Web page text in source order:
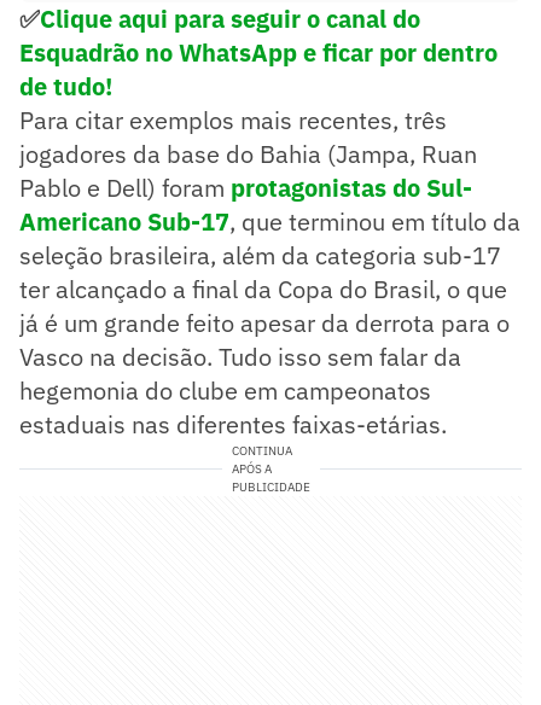
✅Clique aqui para seguir o canal do
Esquadrão no WhatsApp e ficar por dentro
de tudo!
Para citar exemplos mais recentes, três
jogadores da base do Bahia (Jampa, Ruan
Pablo e Dell) foram protagonistas do Sul-
Americano Sub-17, que terminou em título da
seleção brasileira, além da categoria sub-17
ter alcançado a final da Copa do Brasil, o que
já é um grande feito apesar da derrota para o
Vasco na decisão. Tudo isso sem falar da
hegemonia do clube em campeonatos
estaduais nas diferentes faixas-etárias.
CONTINUA
APÓS A
PUBLICIDADE